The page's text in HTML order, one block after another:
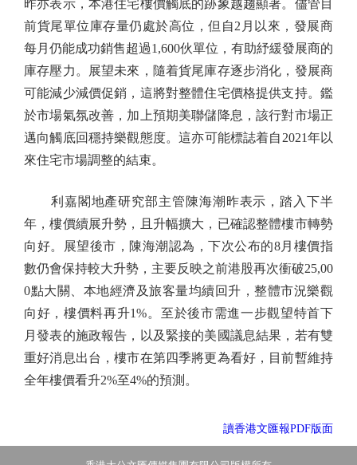
昨亦表示，本港住宅樓價觸底的跡象越趨顯著。儘管目
前貨尾單位庫存量仍處於高位，但自2月以來，發展商
每月仍能成功銷售超過1,600伙單位，有助紓緩發展商的
庫存壓力。展望未來，隨着貨尾庫存逐步消化，發展商
可能減少減價促銷，這將對整體住宅價格提供支持。鑑
於市場氣氛改善，加上預期美聯儲降息，該行對市場正
邁向觸底回穩持樂觀態度。這亦可能標誌着自2021年以
來住宅市場調整的結束。
利嘉閣地產研究部主管陳海潮昨表示，踏入下半
年，樓價續展升勢，且升幅擴大，已確認整體樓市轉勢
向好。展望後市，陳海潮認為，下次公布的8月樓價指
數仍會保持較大升勢，主要反映之前港股再次衝破25,00
0點大關、本地經濟及旅客量均續回升，整體市況樂觀
向好，樓價料再升1%。至於後市需進一步觀望特首下
月發表的施政報告，以及緊接的美國議息結果，若有雙
重好消息出台，樓市在第四季將更為看好，目前暫維持
全年樓價看升2%至4%的預測。
讀香港文匯報PDF版面